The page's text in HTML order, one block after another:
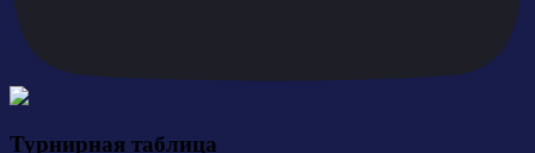
Турнирная таблица